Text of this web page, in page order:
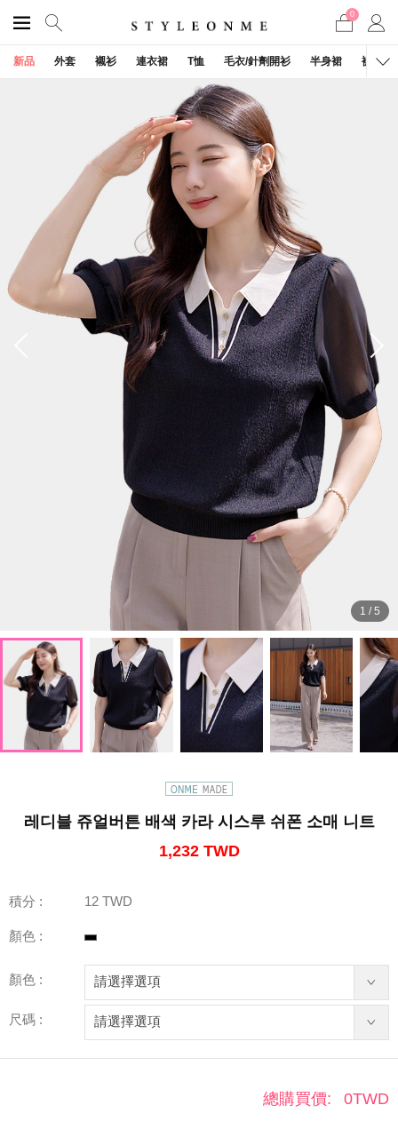
0
新品 外套 襯衫 連衣裙 T恤 毛衣/針劑開衫 半身裙 褲子
1 /5
레디블 쥬얼버튼 배색 카라 시스루 쉬폰 소매 니트
1,232 TWD
積分 : 12 TWD
顏色 :
顏色 :
尺碼 :
總購買價: 0TWD